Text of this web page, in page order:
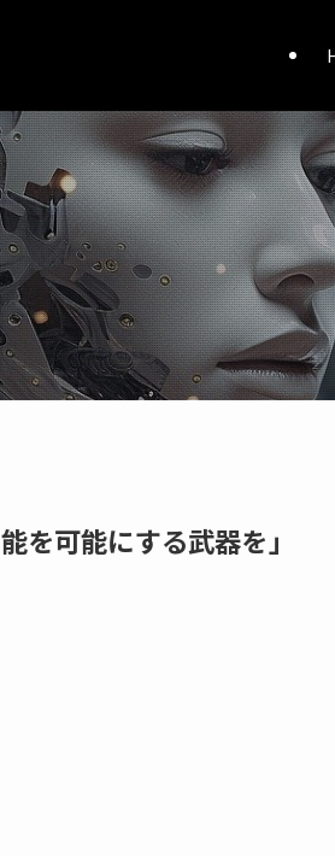
を可能にする武器を 」